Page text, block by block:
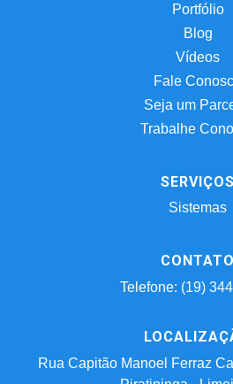
Portfólio
Blog
Vídeos
Fale
Seja um
Trabalhe
SERVIÇOS
Sistemas
CONTATO
Telefone: (19)
Rua Capitão Manoel Ferraz